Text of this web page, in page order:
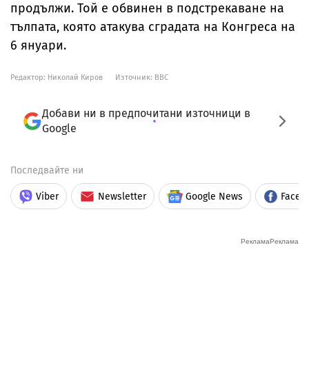
продължи. Той е обвинен в подстрекаване на
тълпата, която атакува сградата на Конгреса на
6 януари.
Редактор: Николай Киров Източник: BBC
Добави ни в предпочитани източници в
Google
Последвайте ни
Viber Newsletter Google News